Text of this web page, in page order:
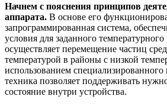
Начнем с пояснения принципов
аппарата. В основе его
запрограммированная система,
условия для заданного
осуществляет перемещение частиц
температурой в районы с низкой
использованием специализированного
техника позволяет поддерживать
состояние внутри устройства.